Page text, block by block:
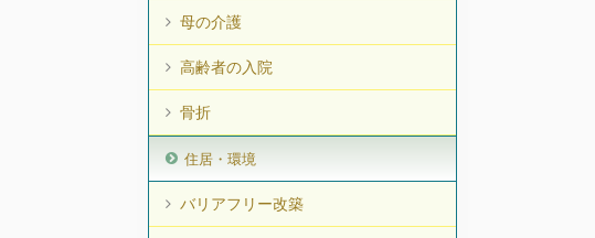
母の介護
高齢者の入院
骨折
住居・環境
バリアフリー改築